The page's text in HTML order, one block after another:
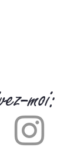
moi: